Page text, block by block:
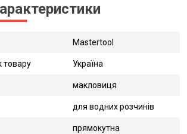
Mastertool
товару Україна
макловиця
для водних розчинів
прямокутна